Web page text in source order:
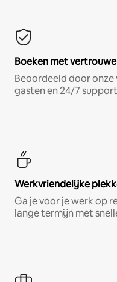
Boeken met
Beoordeeld door
gasten en 24/7
Werkvriendelijke
Ga je voor je werk op
lange termijn met